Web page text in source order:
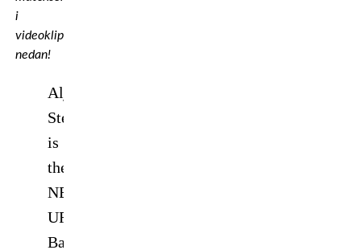
i
videoklippet
nedan!
Aljamain
Sterling
is
the
NEW
UFC
Bantamweight